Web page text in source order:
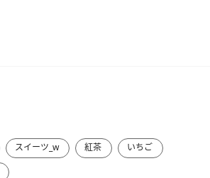
スイーツ_w 紅茶
いちご